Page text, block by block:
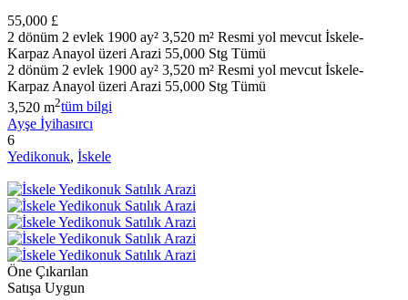
55,000 £
2 dönüm 2 evlek 1900 ay² 3,520 m² Resmi yol mevcut İskele-
Karpaz Anayol üzeri Arazi 55,000 Stg Tümü
2 dönüm 2 evlek 1900 ay² 3,520 m² Resmi yol mevcut İskele-
Karpaz Anayol üzeri Arazi 55,000 Stg Tümü
3,520 m2tüm bilgi
Ayşe İyihasırcı
6
Yedikonuk, İskele
Öne Çıkarılan
Satışa Uygun